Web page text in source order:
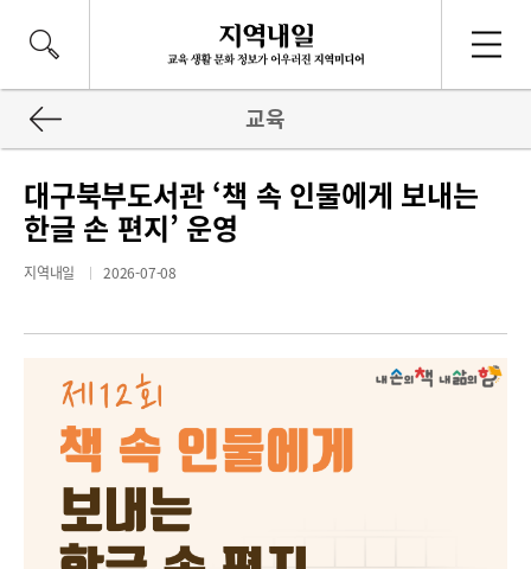
교육
대구북부도서관 ‘책 속 인물에게 보내는
한글 손 편지’ 운영
지역내일 2026-07-08